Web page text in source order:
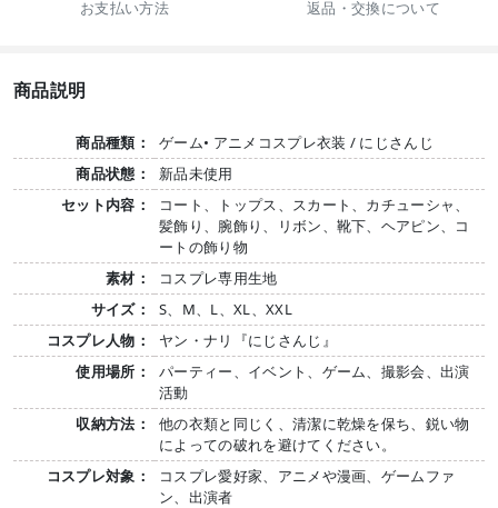
お支払い方法 返品・交換について
商品説明
商品種類：
ゲーム• アニメコスプレ衣装 / にじさんじ
商品状態：
新品未使用
セット内容：
コート、トップス、スカート、カチューシャ、
髪飾り、腕飾り、リボン、靴下、ヘアピン、コ
ートの飾り物
素材：
コスプレ専用生地
サイズ：
S、M、L、XL、XXL
コスプレ人物：
ヤン・ナリ『にじさんじ』
使用場所：
パーティー、イベント、ゲーム、撮影会、出演
活動
収納方法：
他の衣類と同じく、清潔に乾燥を保ち、鋭い物
によっての破れを避けてください。
コスプレ対象：
コスプレ愛好家、アニメや漫画、ゲームファ
ン、出演者